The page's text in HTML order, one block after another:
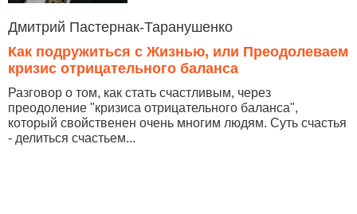
Дмитрий Пастернак-Таранушенко
Как подружиться с Жизнью, или Преодолеваем
кризис отрицательного баланса
Разговор о том, как стать счастливым, через
преодоление "кризиса отрицательного баланса",
который свойственен очень многим людям. Суть счастья
- делиться счастьем...